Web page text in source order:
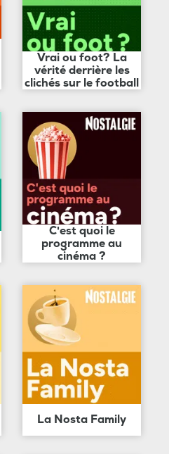
Vrai ou foot? La
vérité derrière les
clichés sur le football
C'est quoi le
programme au
cinéma ?
La Nosta Family